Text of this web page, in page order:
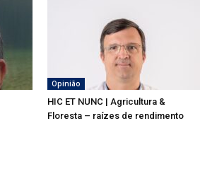
Opinião
HIC ET NUNC | Agricultura &
Floresta – raízes de rendimento